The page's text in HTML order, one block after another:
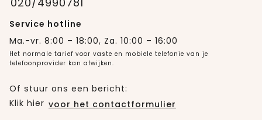
Service hotline
Ma.-vr. 8:00 – 18:00, Za. 10:00 – 16:00
Het normale tarief voor vaste en mobiele telefonie van je
telefoonprovider kan afwijken.
Of stuur ons een bericht:
Klik hier voor het contactformulier